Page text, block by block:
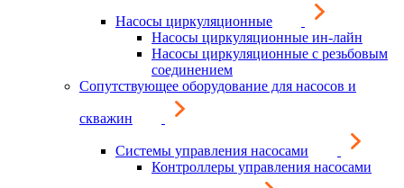
Насосы циркуляционные
Насосы циркуляционные ин-лайн
Насосы циркуляционные с резьбовым
соединением
Сопутствующее оборудование для насосов и
скважин
Системы управления насосами
Контроллеры управления насосами